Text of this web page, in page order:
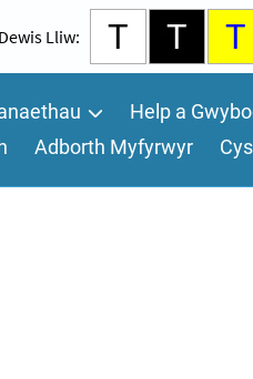
Dewis Lliw: T T T
Help a
Adborth Myfyrwyr